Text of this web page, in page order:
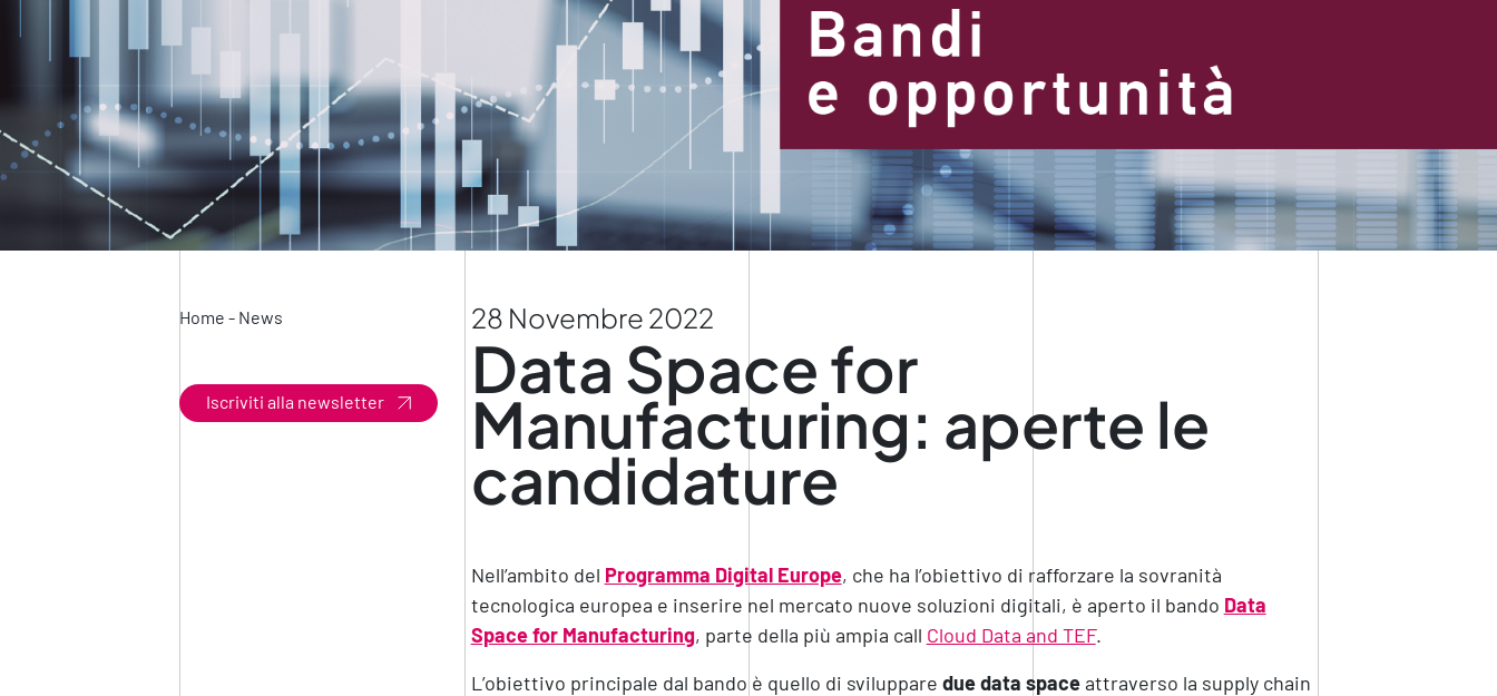
Home - News
Iscriviti alla newsletter
28 Novembre 2022
Data Space for
Manufacturing: aperte le
candidature
Nell’ambito del Programma Digital Europe, che ha l’obiettivo di rafforzare la sovranità
tecnologica europea e inserire nel mercato nuove soluzioni digitali, è aperto il bando Data
Space for Manufacturing, parte della più ampia call Cloud Data and TEF.
L’obiettivo principale dal bando è quello di sviluppare due data spaceattraverso la supply chain